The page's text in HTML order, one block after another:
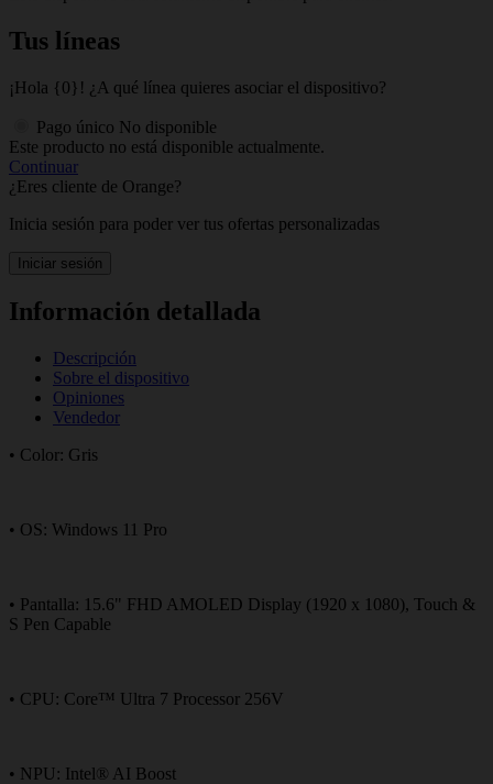
Tus líneas
¡Hola {0}! ¿A qué línea quieres asociar el dispositivo?
Pago único No disponible
Este producto no está disponible actualmente.
Continuar
¿Eres cliente de Orange?
Inicia sesión para poder ver tus ofertas personalizadas
Iniciar sesión
Información detallada
Descripción
Sobre el dispositivo
Opiniones
Vendedor
• Color: Gris
• OS: Windows 11 Pro
• Pantalla: 15.6" FHD AMOLED Display (1920 x 1080), Touch &
S Pen Capable
• CPU: Core™ Ultra 7 Processor 256V
• NPU: Intel® AI Boost